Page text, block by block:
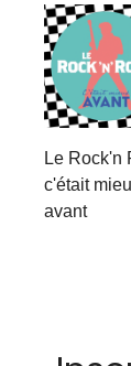
Le Rock'n
c'était
avant